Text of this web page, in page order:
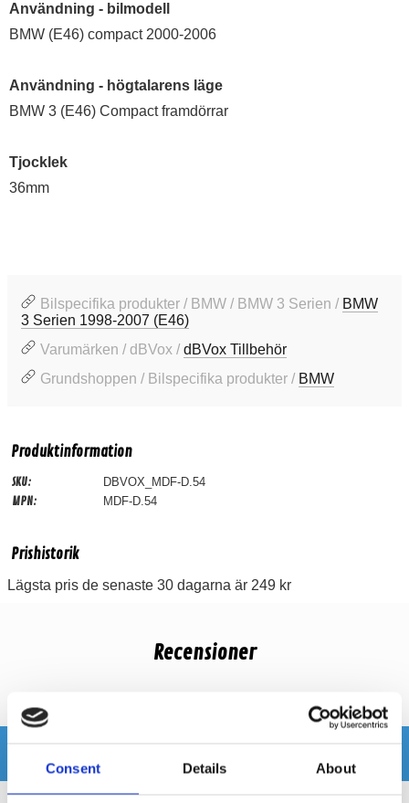
Consent Details About
Användning - bilmodell
BMW (E46) compact 2000-2006
Användning - högtalarens läge
BMW 3 (E46) Compact framdörrar
Tjocklek
36mm
Bilspecifika produkter / BMW / BMW 3 Serien / BMW
3 Serien 1998-2007 (E46)
Varumärken / dBVox /dBVox Tillbehör
Grundshoppen / Bilspecifika produkter / BMW
Produktinformation
SKU: DBVOX_MDF-D.54
MPN: MDF-D.54
Prishistorik
Lägsta pris de senaste 30 dagarna är 249 kr
Recensioner